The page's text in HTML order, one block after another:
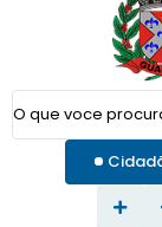
O que voce